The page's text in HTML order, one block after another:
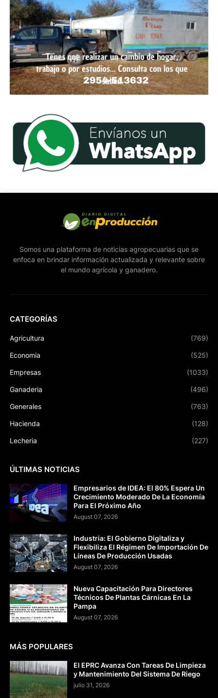
Somos una plataforma de noticias agropecuarias que se
enfoca en brindar información actualizada y relevante sobre
el mundo agrícola y ganadero.
CATEGORÍAS
Agricultura (769)
Economia (525)
Empresas (1033)
Ganaderia (496)
Generales (763)
Hacienda (128)
Lecheria (227)
ÚLTIMAS NOTICIAS
Empresarios de IDEA: El 80% Espera Un
Crecimiento Moderado De La Economía
Para El Próximo Año
August 07, 2026
Industria: El Gobierno Digitaliza y
Flexibiliza El Régimen De Importación De
Líneas De Producción Usadas
August 07, 2026
Nueva Capacitación Para Directores
Técnicos De Plantas Cárnicas En La
Pampa
August 07, 2026
MÁS POPULARES
El EPRC Avanza Con Tareas De Limpieza
y Mantenimiento Del Sistema De Riego
julio 31, 2026